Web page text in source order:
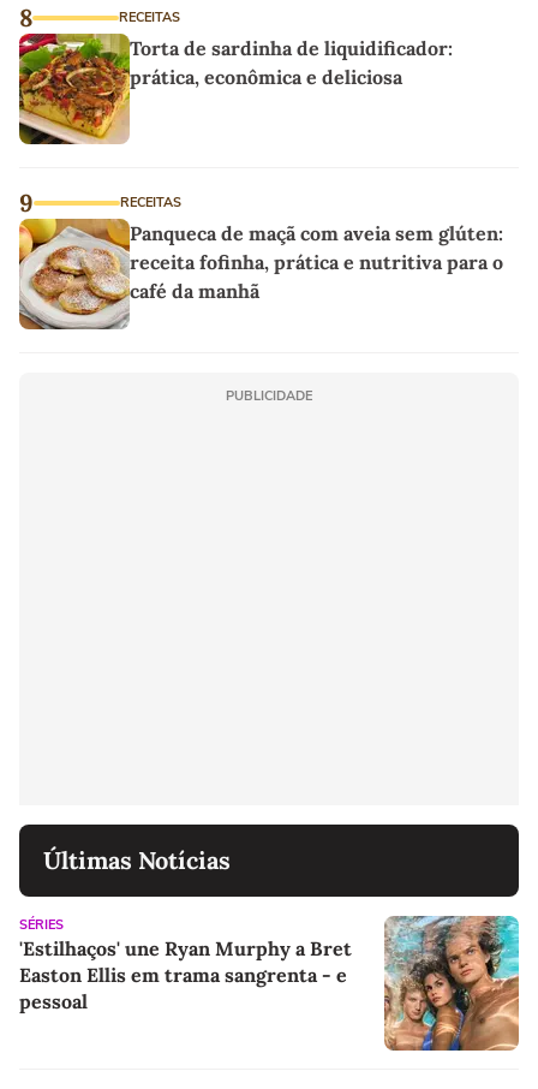
8 RECEITAS
Torta de sardinha de liquidificador:
prática, econômica e deliciosa
9 RECEITAS
Panqueca de maçã com aveia sem glúten:
receita fofinha, prática e nutritiva para o
café da manhã
PUBLICIDADE
Últimas Notícias
SÉRIES
'Estilhaços' une Ryan Murphy a Bret
Easton Ellis em trama sangrenta - e
pessoal